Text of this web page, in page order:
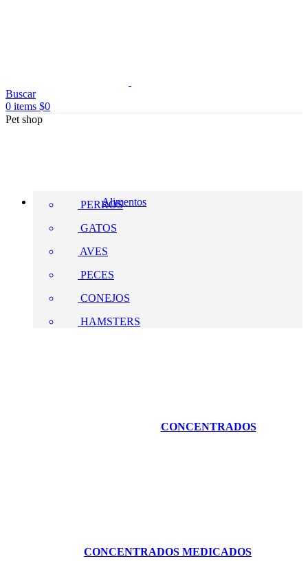
Buscar
0 items $0
Pet shop
Alimentos
PERROS
GATOS
AVES
PECES
CONEJOS
HAMSTERS
CONCENTRADOS
CONCENTRADOS MEDICADOS